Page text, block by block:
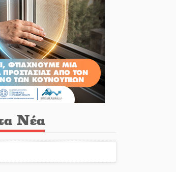
Στον Μανουσόπουλο τα ηνία των Ακαδημιών
Νέα